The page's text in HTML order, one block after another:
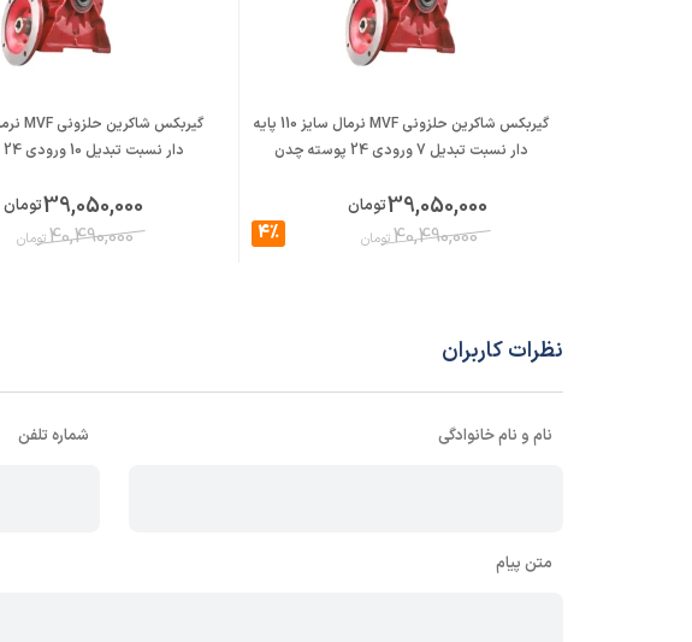
گیربکس شاکرین حلزونی MVF نرمال سایز 110 پایه
دار نسبت تبدیل 7 ورودی 24 پوسته چدن
39,050,000تومان
40,490,000تومان 4%
دار نسبت تبدیل 10 ورودی 24 پوسته چدن
39,050,000تومان
40,490,000تومان
نظرات کاربران
نام و نام خانوادگی شماره تلفن
متن پیام